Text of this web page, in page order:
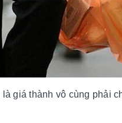
giá thành vô cùng phải